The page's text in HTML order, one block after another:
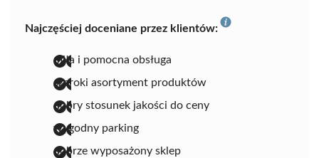
Najczęściej doceniane przez klientów:
miła i pomocna obsługa
szeroki asortyment produktów
dobry stosunek jakości do ceny
wygodny parking
dobrze wyposażony sklep